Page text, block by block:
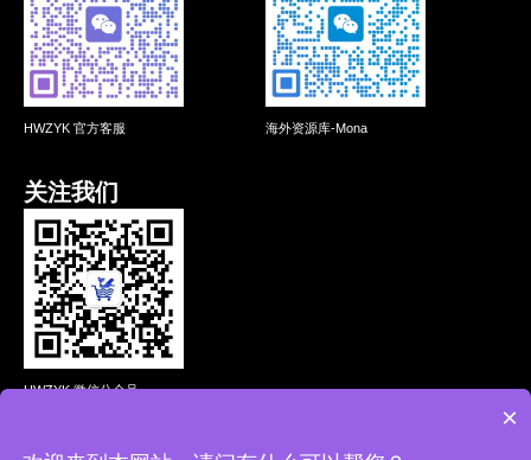
HWZYK 官方客服 海外资源库-Mona
关注我们
HWZYK 微信公众号
×